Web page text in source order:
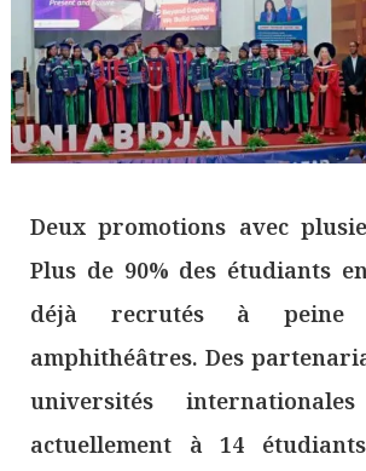
Deux promotions avec
Plus de 90% des étudiants
déjà recrutés à peine
amphithéâtres. Des
universités
actuellement à 14